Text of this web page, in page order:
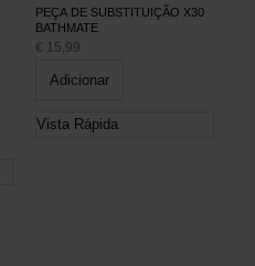
PEÇA DE SUBSTITUIÇÃO X30
BATHMATE
€ 15,99
Adicionar
Vista Rápida